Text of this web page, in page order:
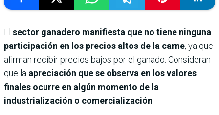
El sector ganadero manifiesta que no tiene ninguna
participación en los precios altos de la carne, ya que
afirman recibir precios bajos por el ganado. Consideran
que la apreciación que se observa en los valores
finales ocurre en algún momento de la
industrialización o comercialización